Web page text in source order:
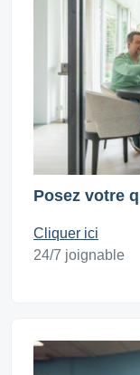
Posez votre
Cliquer ici
24/7 joignable